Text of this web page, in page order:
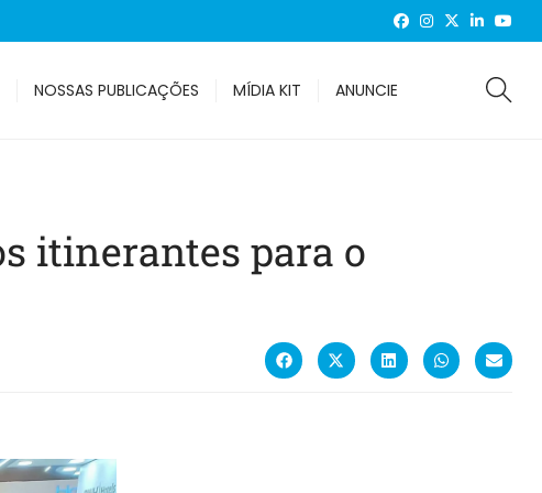
NOSSAS PUBLICAÇÕES MÍDIA KIT ANUNCIE
itinerantes para o